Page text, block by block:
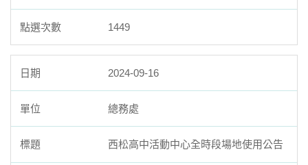
1449
2024-09-16
總務處
西松高中活動中心全時段場地使用公告